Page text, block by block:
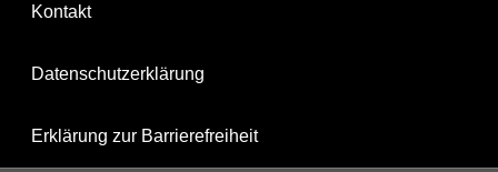
Kontakt
Datenschutzerklärung
Erklärung zur Barrierefreiheit